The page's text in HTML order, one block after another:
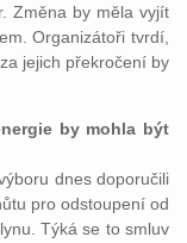
Změna by měla vyjít
Organizátoři tvrdí,
jejich překročení by
by mohla být
dnes doporučili
pro odstoupení od
Týká se to smluv